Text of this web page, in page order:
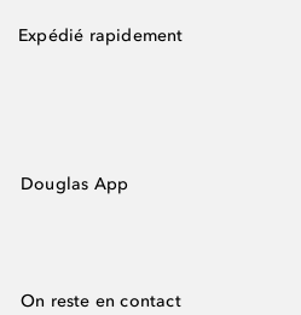
Expédié rapidement
Douglas App
On reste en contact